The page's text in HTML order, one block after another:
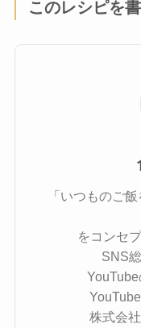
このレシピを
「いつものご
をコンセ
SNS
株式会